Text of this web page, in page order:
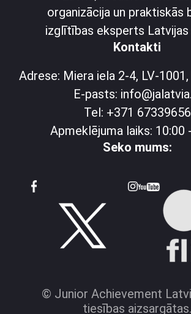
organizācija un praktiskās
izglītības eksperts Latvijas
Kontakti
Adrese: Miera iela 2-4, LV-
E-pasts:
Tel: +371 67339656
Apmeklējuma laiks: 10:00
Seko mums:
© Junior Achievement
tiesības aizsargātas.